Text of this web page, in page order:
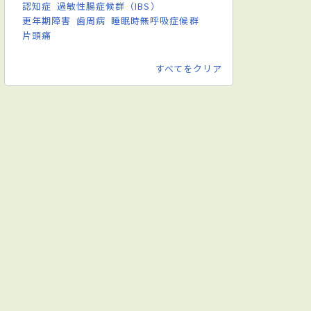
認知症 過敏性腸症候群（IBS）
更年期障害 歯周病 睡眠時無呼吸症候群
片頭痛
すべてをクリア